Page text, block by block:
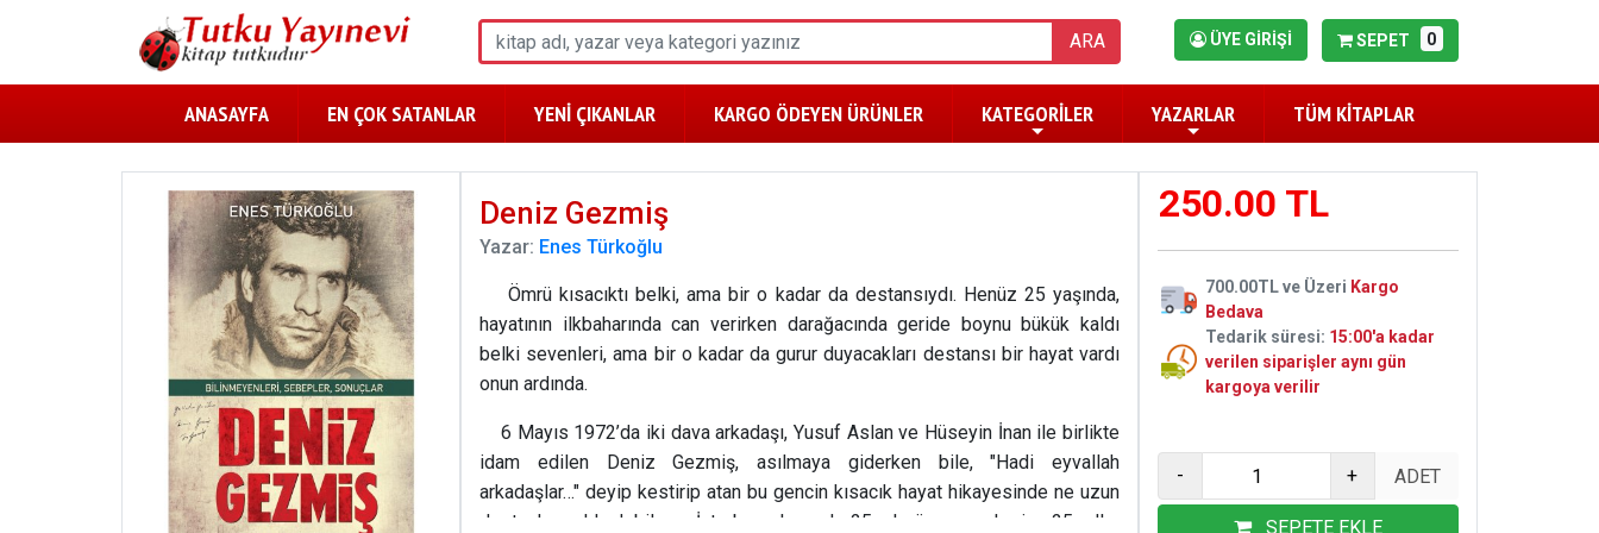
ARA ÜYE GİRİŞİ SEPET 0
ANASAYFA EN ÇOK SATANLAR YENİ ÇIKANLAR KARGO ÖDEYEN ÜRÜNLER KATEGORİLER YAZARLAR TÜM KİTAPLAR
Deniz Gezmiş
Yazar: Enes Türkoğlu
Ömrü kısacıktı belki, ama bir o kadar da destansıydı. Henüz 25 yaşında,
hayatının ilkbaharında can verirken darağacında geride boynu bükük kaldı
belki sevenleri, ama bir o kadar da gurur duyacakları destansı bir hayat vardı
onun ardında.
6 Mayıs 1972’da iki dava arkadaşı, Yusuf Aslan ve Hüseyin İnan ile birlikte
idam edilen Deniz Gezmiş, asılmaya giderken bile, "Hadi eyvallah
arkadaşlar…" deyip kestirip atan bu gencin kısacık hayat hikayesinde ne uzun
destanlar saklıydı bilene. İşte bu çalışmada 25 yıl süren ancak nice 25 yıllar
250.00 TL
700.00TL ve Üzeri Kargo
Bedava
Tedarik süresi: 15:00'a kadar
verilen siparişler aynı gün
kargoya verilir
- +
SEPETE EKLE